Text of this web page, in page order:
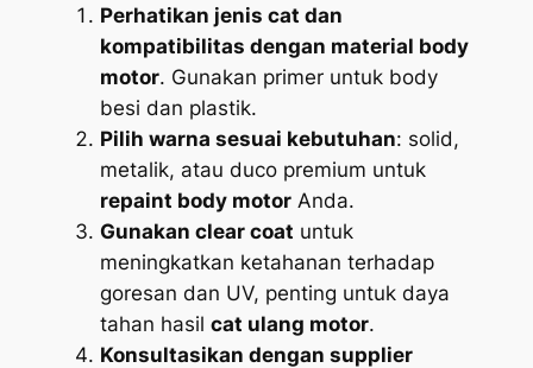
Perhatikan jenis cat dan
kompatibilitas dengan material body
motor. Gunakan primer untuk body
besi dan plastik.
Pilih warna sesuai kebutuhan: solid,
metalik, atau duco premium untuk
repaint body motorAnda.
Gunakan clear coat untuk
meningkatkan ketahanan terhadap
goresan dan UV, penting untuk daya
tahan hasil cat ulang motor.
Konsultasikan dengan supplier